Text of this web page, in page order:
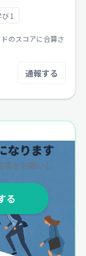
び 1
のスコアに合算さ
通報する
なります
答をお願いし
る